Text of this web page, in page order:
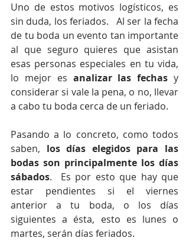
Uno de estos motivos logísticos, es
sin duda, los feriados.   Al ser la fecha
de tu boda un evento tan importante
al que seguro quieres que asistan
esas personas especiales en tu vida,
lo mejor es analizar las fechas y
considerar si vale la pena, o no, llevar
a cabo tu boda cerca de un feriado.
Pasando a lo concreto, como todos
saben, los días elegidos para las
bodas son principalmente los días
sábados.  Es por esto que hay que
estar pendientes si el viernes
anterior a tu boda, o los días
siguientes a ésta, esto es lunes o
martes, serán días feriados.